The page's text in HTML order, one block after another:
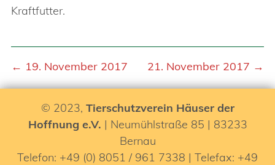
Kraftfutter.
← 19. November 2017 21. November 2017 →
© 2023, Tierschutzverein Häuser der
Hoffnung e.V. | Neumühlstraße 85 | 83233
Bernau
Telefon: +49 (0) 8051 / 961 7338 | Telefax: +49